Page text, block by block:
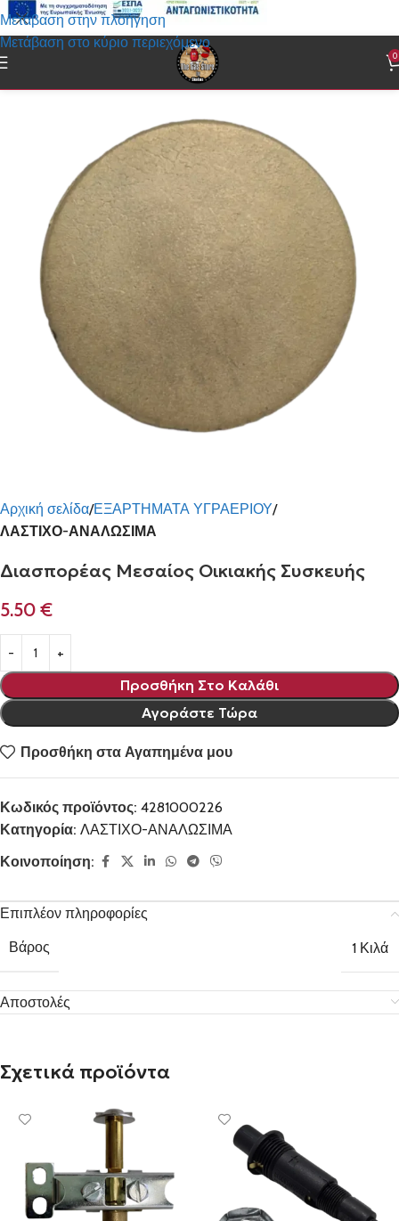
Μετάβαση στην πλοήγηση
Μετάβαση στο κύριο περιεχόμενο
0
Αρχική σελίδα ΕΞΑΡΤΗΜΑΤΑ ΥΓΡΑΕΡΙΟΥ
ΛΑΣΤΙΧΟ-ΑΝΑΛΩΣΙΜΑ
Διασπορέας Μεσαίος Οικιακής Συσκευής
5.50€
Προσθήκη Στο Καλάθι
Αγοράστε Τώρα
Προσθήκη στα Αγαπημένα μου
Κωδικός προϊόντος: 4281000226
Κατηγορία: ΛΑΣΤΙΧΟ-ΑΝΑΛΩΣΙΜΑ
Κοινοποίηση:
Επιπλέον πληροφορίες
Βάρος
1 Κιλά
Αποστολές
Σχετικά προϊόντα